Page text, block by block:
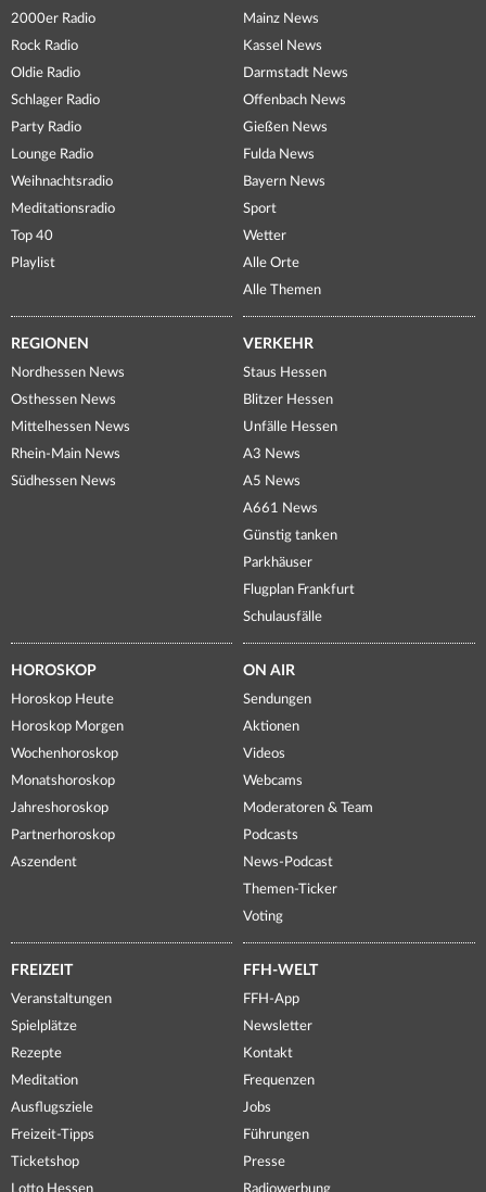
2000er Radio
Rock Radio
Oldie Radio
Schlager Radio
Party Radio
Lounge Radio
Weihnachtsradio
Meditationsradio
Top 40
Playlist
Mainz News
Kassel News
Darmstadt News
Offenbach News
Gießen News
Fulda News
Bayern News
Sport
Wetter
Alle Orte
Alle Themen
REGIONEN
Nordhessen News
Osthessen News
Mittelhessen News
Rhein-Main News
Südhessen News
VERKEHR
Staus Hessen
Blitzer Hessen
Unfälle Hessen
A3 News
A5 News
A661 News
Günstig tanken
Parkhäuser
Flugplan Frankfurt
Schulausfälle
HOROSKOP
Horoskop Heute
Horoskop Morgen
Wochenhoroskop
Monatshoroskop
Jahreshoroskop
Partnerhoroskop
Aszendent
ON AIR
Sendungen
Aktionen
Videos
Webcams
Moderatoren & Team
Podcasts
News-Podcast
Themen-Ticker
Voting
FREIZEIT
Veranstaltungen
Spielplätze
Rezepte
Meditation
Ausflugsziele
Freizeit-Tipps
Ticketshop
Lotto Hessen
FFH-WELT
FFH-App
Newsletter
Kontakt
Frequenzen
Jobs
Führungen
Presse
Radiowerbung